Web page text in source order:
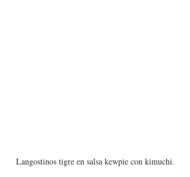
Langostinos tigre en salsa kewpie con kimuchi.